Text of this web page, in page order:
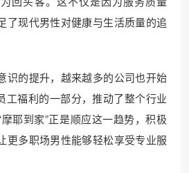
了现代男性对健康与生活质量的追
识的提升，越来越多的公司也开始
工福利的一部分，推动了整个行业
耶到家”正是顺应这一趋势，积极
更多职场男性能够轻松享受专业服